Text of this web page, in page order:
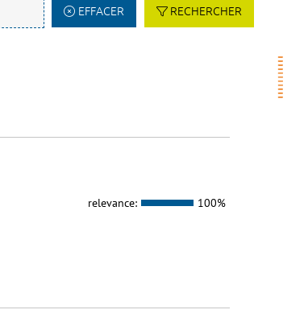
EFFACER RECHERCHER
relevance: 100%